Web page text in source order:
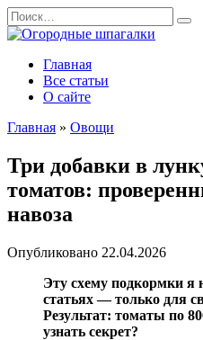
Перейти
к
содержанию
Search
for:
Главная
Все статьи
О сайте
Главная » Овощи
Три добавки в
томатов:
навоза
Опубликовано 22.04.2026
Эту схему подкормки я
статьях — только для
Результат: томаты по
узнать секрет?